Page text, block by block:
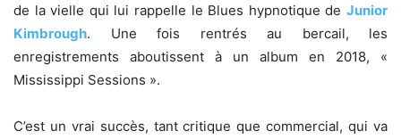
de la vielle qui lui rappelle le Blues hypnotique de Junior
Kimbrough. Une fois rentrés au bercail, les
enregistrements aboutissent à un album en 2018, «
Mississippi Sessions ».
C’est un vrai succès, tant critique que commercial, qui va